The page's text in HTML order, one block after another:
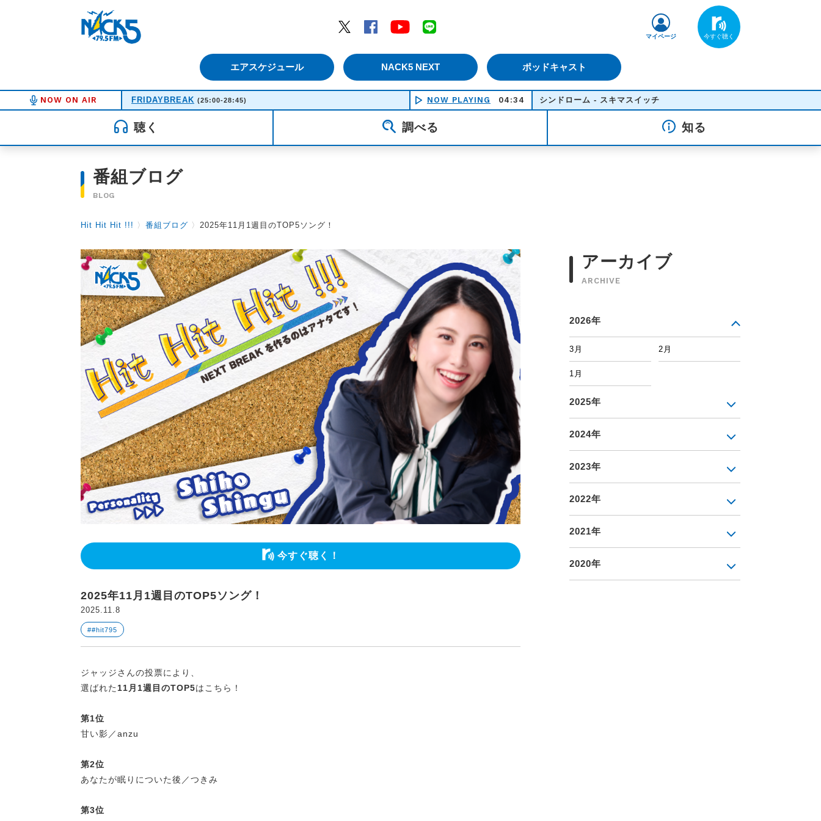
Twitter
Facebook YouTube
エアスケジュール NACK5 NEXT ポッドキャスト
マイページ
NOW ON AIR FRIDAYBREAK (25:00-28:45) NOW PLAYING 04:34
アイスクリーム シンドローム - スキマスイッチ
聴く 調べる 知る
番組ブログ
BLOG
Hit Hit Hit !!! 〉 番組ブログ 〉 2025年11月1週目のTOP5ソング！
今すぐ聴く！
2025年11月1週目のTOP5ソング！
2025.11.8
##hit795
ジャッジさんの投票により、
選ばれた 11月1週目のTOP5はこちら！
第1位
甘い影／anzu
第2位
あなたが眠りについた後／つきみ
第3位
アーカイブ
ARCHIVE
2026年
3月 2月
1月
2025年
2024年
2023年
2022年
2021年
2020年